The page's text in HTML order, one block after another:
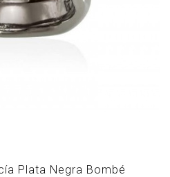
Plata Negra Bombé